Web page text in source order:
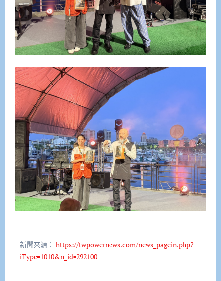
新聞來源： https://twpowernews.com/news_pagein.php?
iType=1010&n_id=292100